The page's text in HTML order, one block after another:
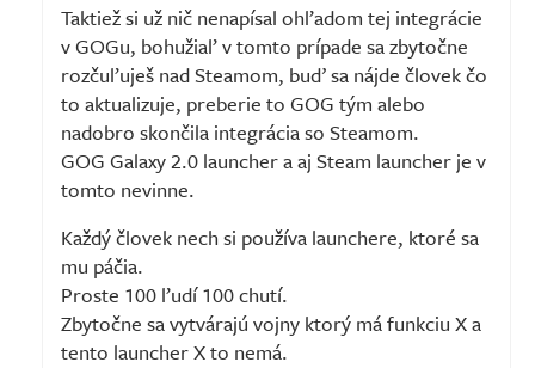
Taktiež si už nič nenapísal ohľadom tej integrácie
v GOGu, bohužiaľ v tomto prípade sa zbytočne
rozčuľuješ nad Steamom, buď sa nájde človek čo
to aktualizuje, preberie to GOG tým alebo
nadobro skončila integrácia so Steamom.
GOG Galaxy 2.0 launcher a aj Steam launcher je v
tomto nevinne.
Každý človek nech si používa launchere, ktoré sa
mu páčia.
Proste 100 ľudí 100 chutí.
Zbytočne sa vytvárajú vojny ktorý má funkciu X a
tento launcher X to nemá.